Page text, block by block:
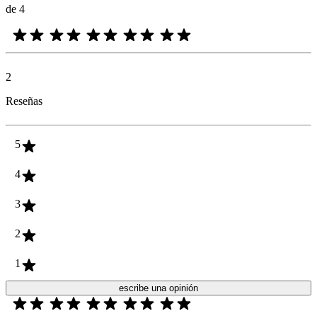
de 4
2
Reseñas
5
4
3
2
1
escribe una opinión